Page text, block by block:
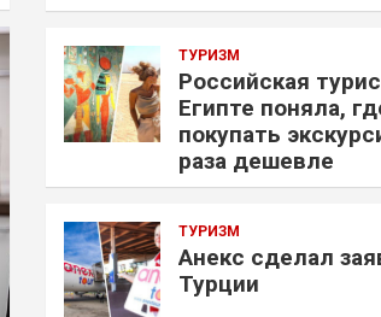
ТУРИЗМ
Российская
Египте поняла,
покупать
раза дешевле
ТУРИЗМ
Анекс сделал
Турции